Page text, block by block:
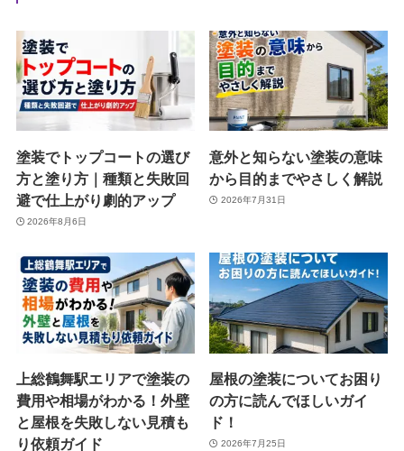
塗装でトップコートの選び
方と塗り方｜種類と失敗回
避で仕上がり劇的アップ
2026年8月6日
意外と知らない塗装の意味
から目的までやさしく解説
2026年7月31日
上総鶴舞駅エリアで塗装の
費用や相場がわかる！外壁
と屋根を失敗しない見積も
り依頼ガイド
屋根の塗装についてお困り
の方に読んでほしいガイ
ド！
2026年7月25日